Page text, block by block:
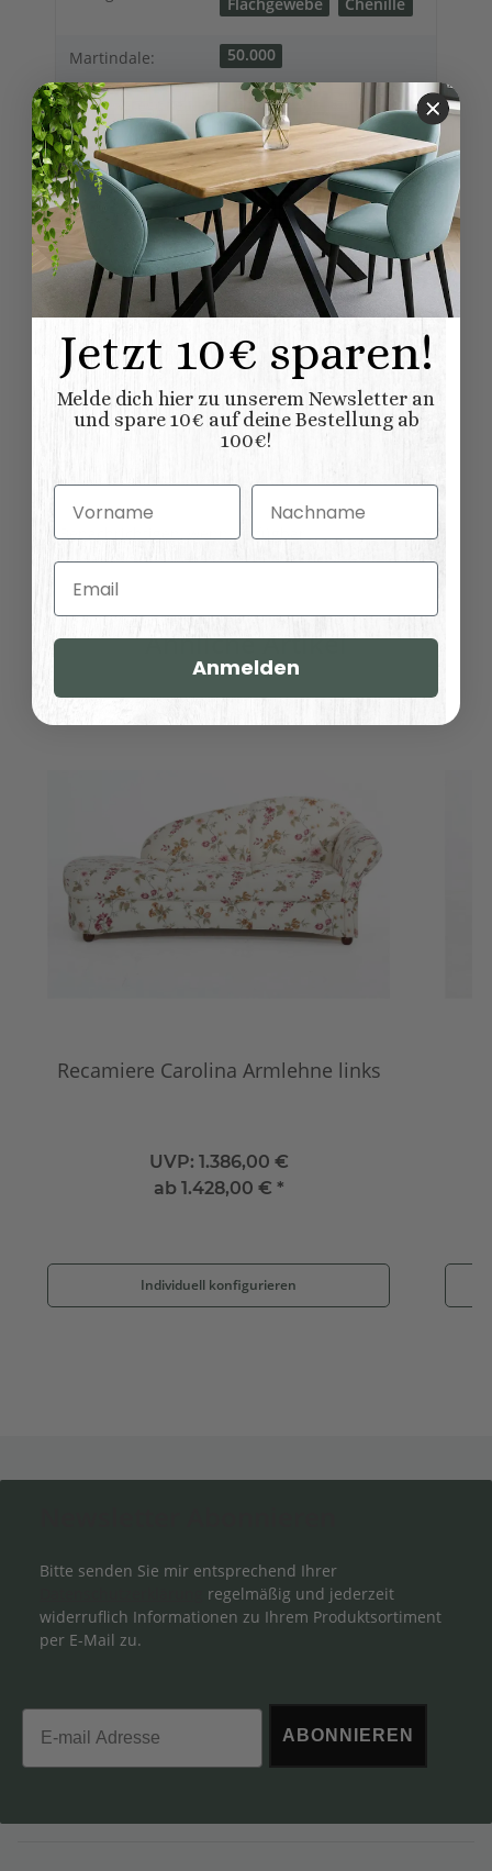
Flachgewebe Chenille
Martindale: 50.000
Möbelkategorie: Sofas/Couch
Zusammensetzu
ng:
100% Polyester
40% Polyester, 40%
Polyacryl, 20% Viskose
50% Baumwolle,50%
Polyester
Abmessungen (L
x B/T x H) (
Länge × Breite ×
Höhe ):
84,00 × 191,00 × 82,00
cm
Benachrichtigen, wenn verfügbar
Ähnliche Artikel
Recamiere Carolina Armlehne links
UVP: 1.386,00 €
ab 1.428,00 € *
Individuell konfigurieren
Bitte senden Sie mir entsprechend Ihrer
regelmäßig und jederzeit
widerruflich Informationen zu Ihrem Produktsortiment
per E-Mail zu.
Email
ABONNIEREN
Jetzt 10€ sparen!
Melde dich hier zu unserem Newsletter an
und spare 10€ auf deine Bestellung ab
100€!
Vorname Nachname
Email
Anmelden